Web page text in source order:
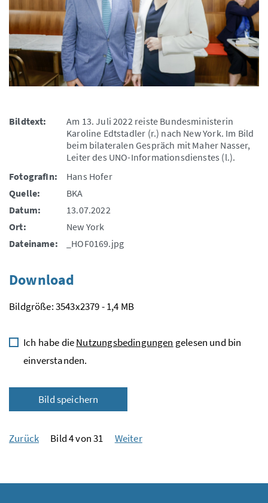
Bildtext:
Am 13. Juli 2022 reiste Bundesministerin
Karoline Edtstadler (r.) nach New York. Im Bild
beim bilateralen Gespräch mit Maher Nasser,
Leiter des UNO-Informationsdienstes (l.).
FotografIn:
Hans Hofer
Quelle:
BKA
Datum:
13.07.2022
Ort:
New York
Dateiname:
_HOF0169.jpg
Download
Bildgröße: 3543x2379 - 1,4 MB
Ich habe dieNutzungsbedingungen gelesen und bin
einverstanden.
Bild speichern
Zurück Bild 4 von 31 Weiter